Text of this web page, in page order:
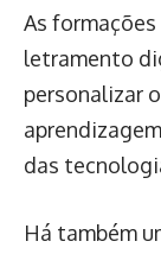
As
letramento
personalizar
das
Há também